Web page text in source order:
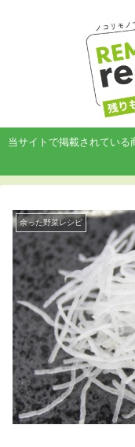
当サイトで掲載されている
余った野菜レシピ